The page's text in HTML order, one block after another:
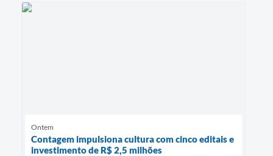
Ontem
Contagem impulsiona cultura com cinco editais e
investimento de R$ 2,5 milhões